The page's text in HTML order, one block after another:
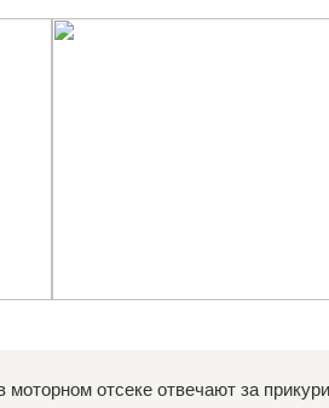
отсеке отвечают за